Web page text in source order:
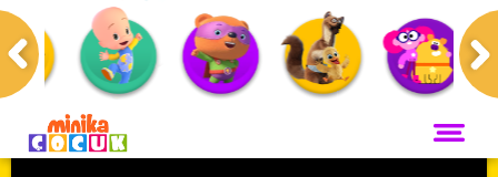
Programlar